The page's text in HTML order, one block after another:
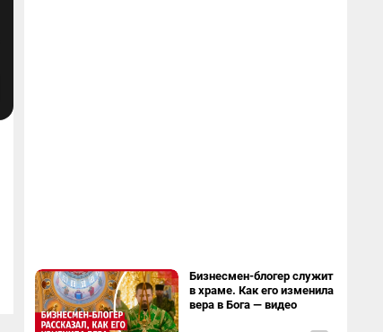
Бизнесмен-блогер служит
в храме. Как его изменила
вера в Бога — видео